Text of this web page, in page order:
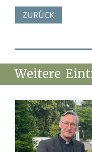
ZURÜCK
Weitere